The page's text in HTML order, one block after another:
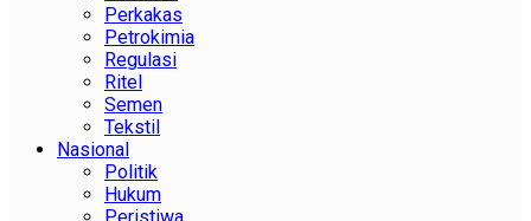
Perkakas
Petrokimia
Regulasi
Ritel
Semen
Tekstil
Nasional
Politik
Hukum